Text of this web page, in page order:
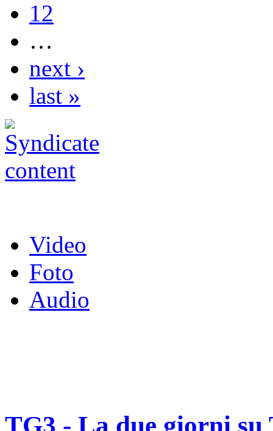
12
…
next ›
last »
Video
Foto
Audio
TG3 - La due giorni su